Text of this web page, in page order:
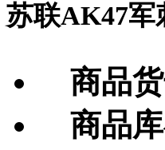
苏联AK47军
商品货
商品库